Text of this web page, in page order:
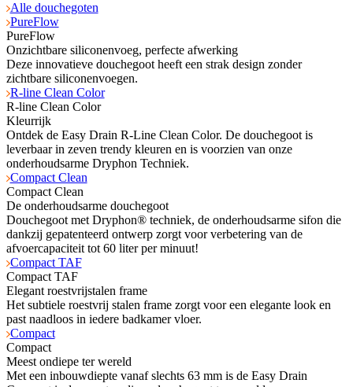
Alle douchegoten
PureFlow
PureFlow
Onzichtbare siliconenvoeg, perfecte afwerking
Deze innovatieve douchegoot heeft een strak design zonder
zichtbare siliconenvoegen.
R-line Clean Color
R-line Clean Color
Kleurrijk
Ontdek de Easy Drain R-Line Clean Color. De douchegoot is
leverbaar in zeven trendy kleuren en is voorzien van onze
onderhoudsarme Dryphon Techniek.
Compact Clean
Compact Clean
De onderhoudsarme douchegoot
Douchegoot met Dryphon® techniek, de onderhoudsarme sifon die
dankzij gepatenteerd ontwerp zorgt voor verbetering van de
afvoercapaciteit tot 60 liter per minuut!
Compact TAF
Compact TAF
Elegant roestvrijstalen frame
Het subtiele roestvrij stalen frame zorgt voor een elegante look en
past naadloos in iedere badkamer vloer.
Compact
Compact
Meest ondiepe ter wereld
Met een inbouwdiepte vanaf slechts 63 mm is de Easy Drain